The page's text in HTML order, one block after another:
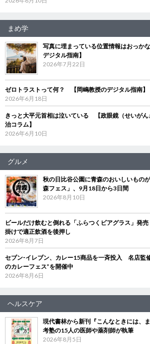
まめ学
写真に埋まっている位置情報はおっか
デジタル指南】
2026年7月22日
ゼロトラストって何？ 【岡嶋教授のデジタル指南】
2026年6月18日
きっと大平元首相は泣いている 【政眼鏡（せいがん
治コラム】
2026年6月10日
グルメ
秋の日比谷公園に青森のおいしいも
森フェス」、9月18日から3日間
2026年8月10日
ビールだけ飲むと倒れる「ふらつくビアグラス」発
掛けで適正飲酒を後押し
2026年8月7日
セブン‐イレブン、カレー15商品を一斉投入 名店監
のカレーフェス”を開催中
2026年8月6日
ヘルスケア
現代書林から新刊『こんなときには、
考塾の15人の医師や薬剤師が執筆
2026年8月5日